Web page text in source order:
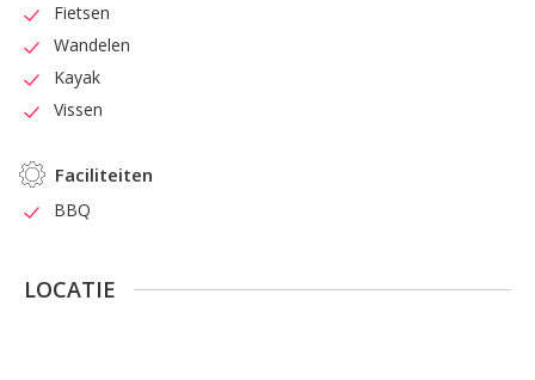
Fietsen
Wandelen
Kayak
Vissen
Faciliteiten
BBQ
LOCATIE